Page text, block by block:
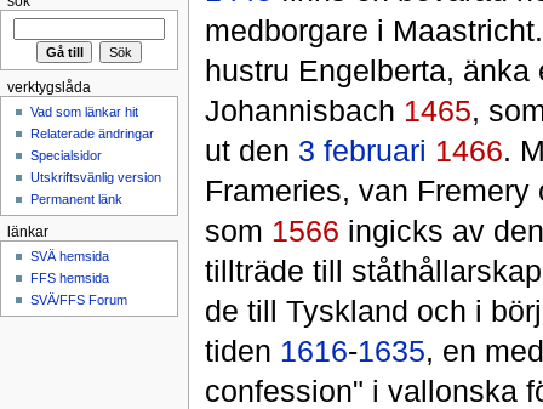
medborgare i
hustru Engelberta,
Johannisbach 1465,
ut den 3 februari 1466.
Frameries, van
som 1566 ingicks av
tillträde till
de till Tyskland och i
tiden 1616-1635, en
confession" i vallonska
verktygslåda
Vad som länkar hit
Relaterade ändringar
Specialsidor
Utskriftsvänlig version
Permanent länk
länkar
SVÄ hemsida
FFS hemsida
SVÄ/FFS Forum